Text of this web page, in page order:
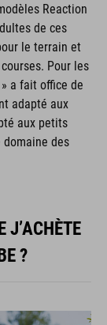
Reaction
de ces
le terrain et
Pour les
a fait office de
adapté aux
aux petits
des
J’ACHÈTE
?